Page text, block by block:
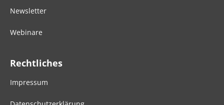
Newsletter
Webinare
Rechtliches
Impressum